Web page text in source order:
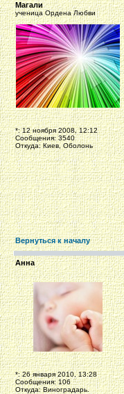
Магали
ученица Ордена Любви
*: 12 ноября 2008, 12:12
Сообщения: 3540
Откуда: Киев, Оболонь
Вернуться к началу
Анна
*: 26 января 2010, 13:28
Сообщения: 106
Откуда: Виноградарь.